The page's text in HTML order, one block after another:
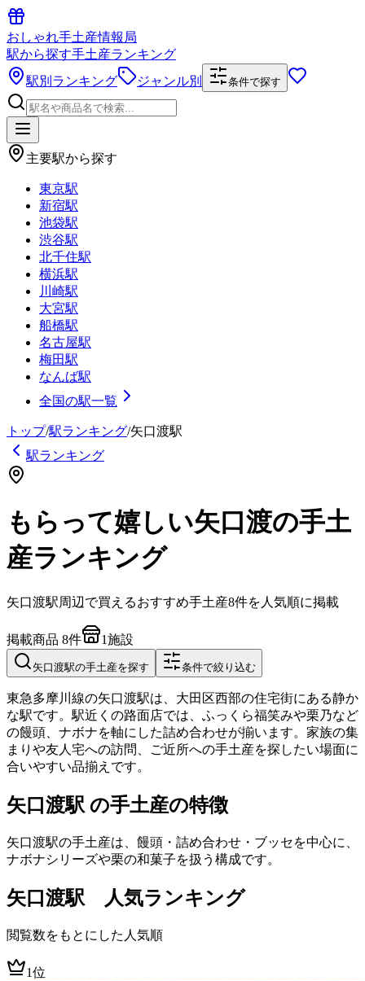
おしゃれ手土産情報局
駅から探す手土産ランキング
駅別ランキング
ジャンル別 条件で探す
主要駅から探す
東京駅
新宿駅
池袋駅
渋谷駅
北千住駅
横浜駅
川崎駅
大宮駅
船橋駅
名古屋駅
梅田駅
なんば駅
全国の駅一覧
トップ/駅ランキング/矢口渡駅
駅ランキング
もらって嬉しい矢口渡の手土
産ランキング
矢口渡駅周辺で買えるおすすめ手土産8件を人気順に掲載
掲載商品 8件 1施設
矢口渡駅の手土産を探す 条件で絞り込む
東急多摩川線の矢口渡駅は、大田区西部の住宅街にある静か
な駅です。駅近くの路面店では、ふっくら福笑みや栗乃など
の饅頭、ナボナを軸にした詰め合わせが揃います。家族の集
まりや友人宅への訪問、ご近所への手土産を探したい場面に
合いやすい品揃えです。
矢口渡駅 の手土産の特徴
矢口渡駅の手土産は、饅頭・詰め合わせ・ブッセを中心に、
ナボナシリーズや栗の和菓子を扱う構成です。
矢口渡駅 人気ランキング
閲覧数をもとにした人気順
1位